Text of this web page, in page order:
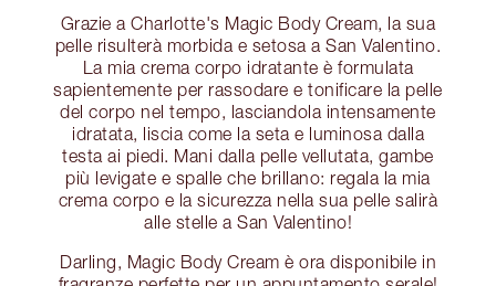
Grazie a Charlotte's Magic Body Cream, la sua
pelle risulterà morbida e setosa a San Valentino.
La mia crema corpo idratante è formulata
sapientemente per rassodare e tonificare la pelle
del corpo nel tempo, lasciandola intensamente
idratata, liscia come la seta e luminosa dalla
testa ai piedi. Mani dalla pelle vellutata, gambe
più levigate e spalle che brillano: regala la mia
crema corpo e la sicurezza nella sua pelle salirà
alle stelle a San Valentino!
Darling, Magic Body Cream è ora disponibile in